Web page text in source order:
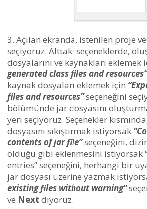
Açılan ekranda, istenilen proje
seçiyoruz. Alttaki seçeneklerde,
dosyalarını ve kaynakları eklemek
generated class files and resources”
kaynak dosyaları eklemek için
files and resources”seçeneğini
bölümünde jar dosyasını
yeri seçiyoruz. Seçenekler
dosyasını sıkıştırmak istiyorsak
contents of jar file”seçeneğini,
olduğu gibi eklenmesini istiyorsak
entries” seçeneğini, herhangi bir
jar dosyası üzerine yazmak
existing files without warning”
ve Next diyoruz.